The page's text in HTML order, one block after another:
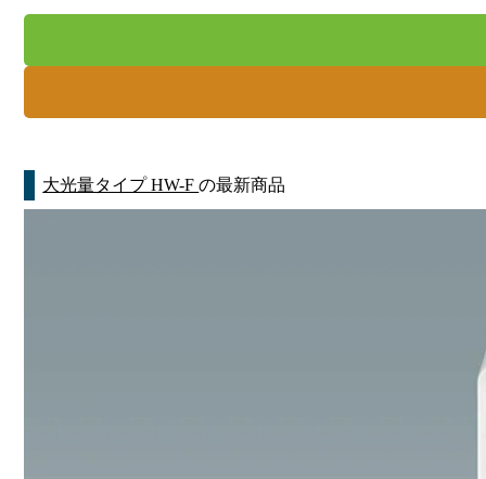
大光量タイプ HW-Fの最新商品